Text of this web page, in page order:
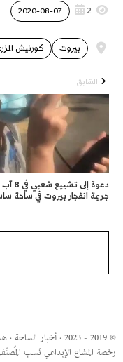
2
2020-08-07
بيروت كورنيش
السّابق
دعوة إلى
جريمة انفجار بيروت في ساحة
© 2019 - 2023 · أخبار
رخصة المشاع الإبداعي نَسب